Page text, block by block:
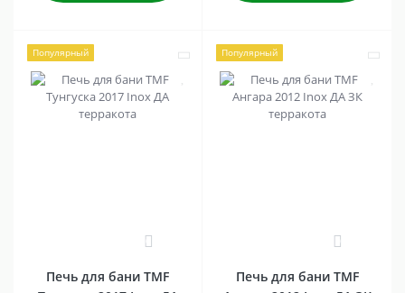
Популярный
Печь для бани TMF
Популярный
Печь для бани TMF